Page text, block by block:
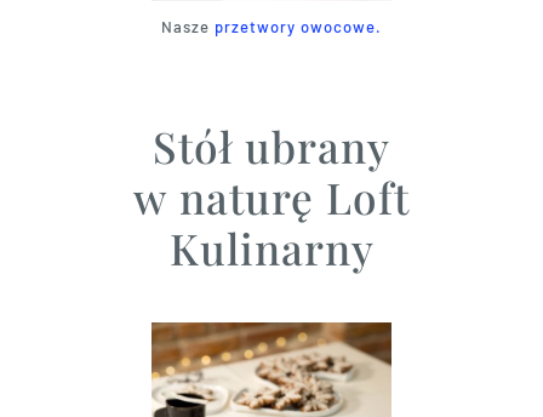
Nasze przetwory owocowe.
Stół ubrany
w naturę Loft
Kulinarny